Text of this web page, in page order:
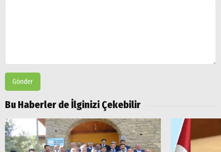
Gönder
Bu Haberler de İlginizi Çekebilir